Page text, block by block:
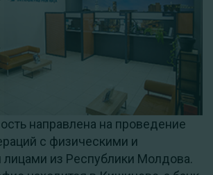
направлена ​​на проведение
с физическими и
из Республики Молдова.